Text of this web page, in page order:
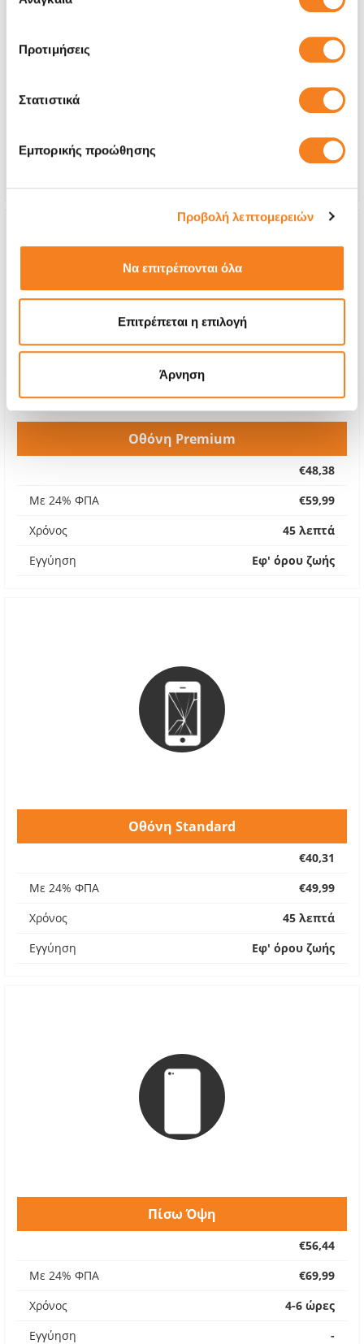
Προτιμήσεις
Στατιστικά
Εμπορικής προώθησης
Προβολή λεπτομερειών
Να επιτρέπονται όλα
Επιτρέπεται η επιλογή
Άρνηση
Αυθεντική Οθόνη Apple (-50% έως εξαντλήσεως
€199,00
1-2 ημέρες
Οθόνη Premium
€48,38
Με 24% ΦΠΑ
€59,99
Χρόνος
45 λεπτά
Εγγύηση
Εφ' όρου ζωής
Οθόνη Standard
€40,31
Με 24% ΦΠΑ
€49,99
Χρόνος
45 λεπτά
Εγγύηση
Εφ' όρου ζωής
Πίσω Όψη
€56,44
Με 24% ΦΠΑ
€69,99
Χρόνος
4-6 ώρες
Εγγύηση
-